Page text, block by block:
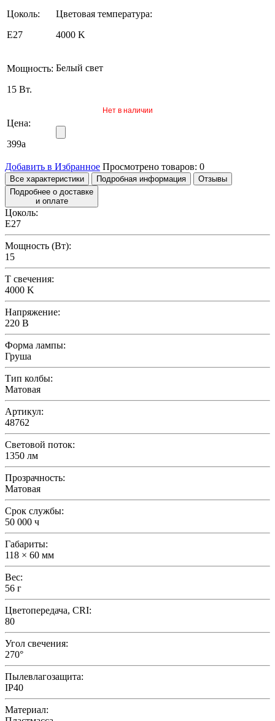
Цоколь:
E27
Цветовая температура:
4000 K
Мощность:
15 Вт.
Белый свет
Цена:
399a
Нет в наличии
Добавить в Избранное Просмотрено товаров: 0
Все характеристики Подробная информация
Отзывы
Подробнее о доставке
и оплате
Цоколь:
E27
Мощность (Вт):
15
T свечения:
4000 K
Напряжение:
220 В
Форма лампы:
Груша
Тип колбы:
Матовая
Артикул:
48762
Световой поток:
1350 лм
Прозрачность:
Матовая
Срок службы:
50 000 ч
Габариты:
118 × 60 мм
Вес:
56 г
Цветопередача, CRI:
80
Угол свечения:
270°
Пылевлагозащита:
IP40
Материал: